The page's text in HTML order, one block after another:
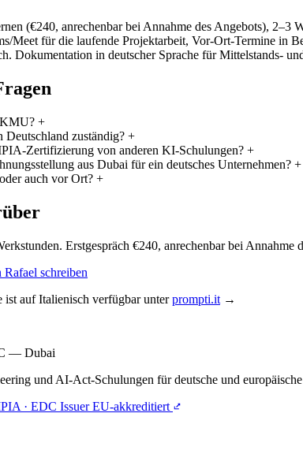
(€240, anrechenbar bei Annahme des Angebots),
Meet für die laufende Projektarbeit, Vor-Ort-Termine
Dokumentation in deutscher Sprache für Mittelstands-
+
Deutschland zuständig? +
Zertifizierung von anderen KI-Schulungen? +
aus Dubai für ein deutsches Unternehmen? +
auch vor Ort? +
Erstgespräch €240, anrechenbar bei Annahme
schreiben
ist auf Italienisch verfügbar unterprompti.it →
— Dubai
und AI-Act-Schulungen für deutsche und
· EDC Issuer EU-akkreditiert